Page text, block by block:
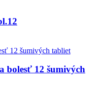
bolesť 12 šumivých